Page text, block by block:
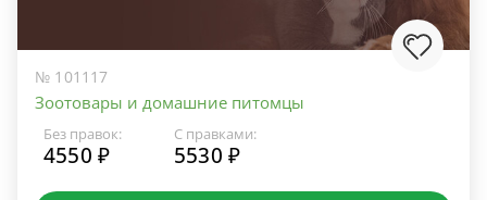
№ 101117
Зоотовары и домашние питомцы
Без правок:
4550 ₽
С правками:
5530 ₽